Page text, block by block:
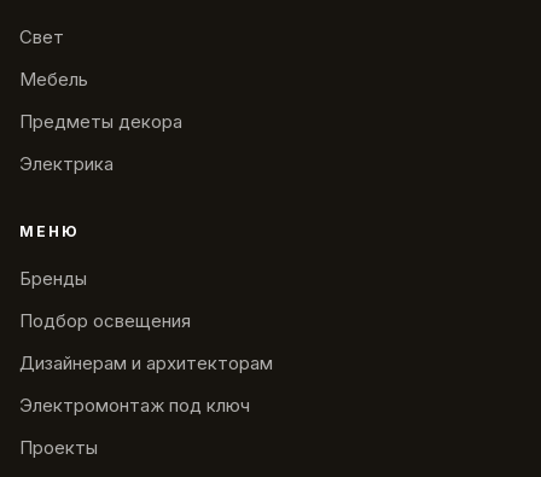
Свет
Мебель
Предметы декора
Электрика
МЕНЮ
Бренды
Подбор освещения
Дизайнерам и архитекторам
Электромонтаж под ключ
Проекты